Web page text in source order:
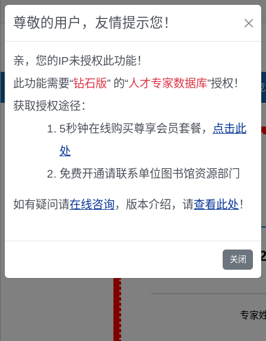
公众版
首页 科研项目库 项目指南库 奖项
兹聘请
专家
尊敬的用户，友情提示您！
亲，您的IP未授权此功能！
此功能需要“钻石版” 的“人才专家数据库”授权！
获取授权途径：
5秒钟在线购买尊享会员套餐， 点击此
处
免费开通请联系单位图书馆资源部门
如有疑问请在线咨询，版本介绍，请查看此处！
关闭